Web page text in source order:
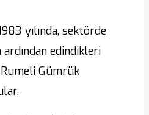
yılında, sektörde
ardından edindikleri
Gümrük